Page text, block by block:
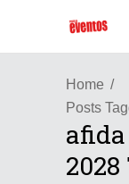
Home
Posts
2028